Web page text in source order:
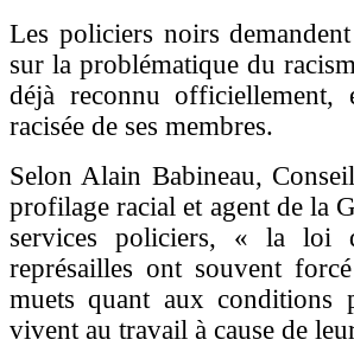
Les policiers noirs
sur la problématique du
déjà reconnu
racisée de ses membres.
Selon Alain Babineau,
profilage racial et agent de la
services policiers, « la
représailles ont souvent
muets quant aux conditions
vivent au travail à cause de